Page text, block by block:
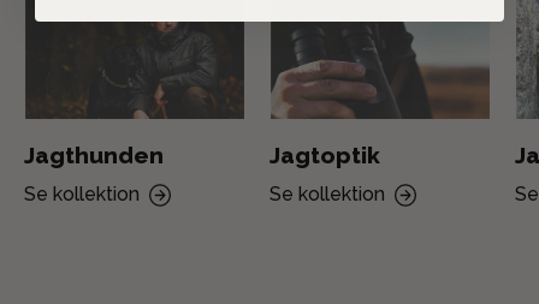
Jagthunden
Se kollektion
Jagtoptik
Se kollektion